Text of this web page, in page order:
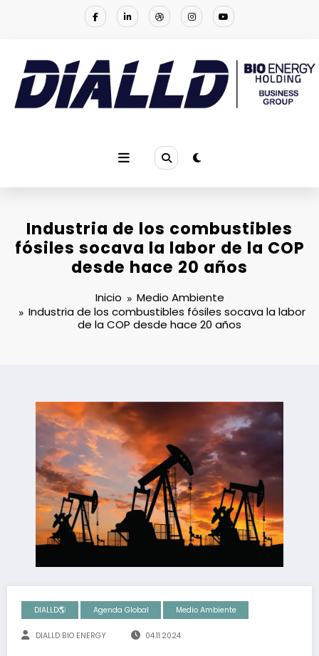
solución a los problemas ambientales
Industria de los combustibles
fósiles socava la labor de la COP
desde hace 20 años
Inicio
Medio Ambiente
Industria de los combustibles fósiles socava la labor
de la COP desde hace 20 años
DIALLD🌎 Agenda Global Medio Ambiente
DIALLD BIO ENERGY 04.11.2024